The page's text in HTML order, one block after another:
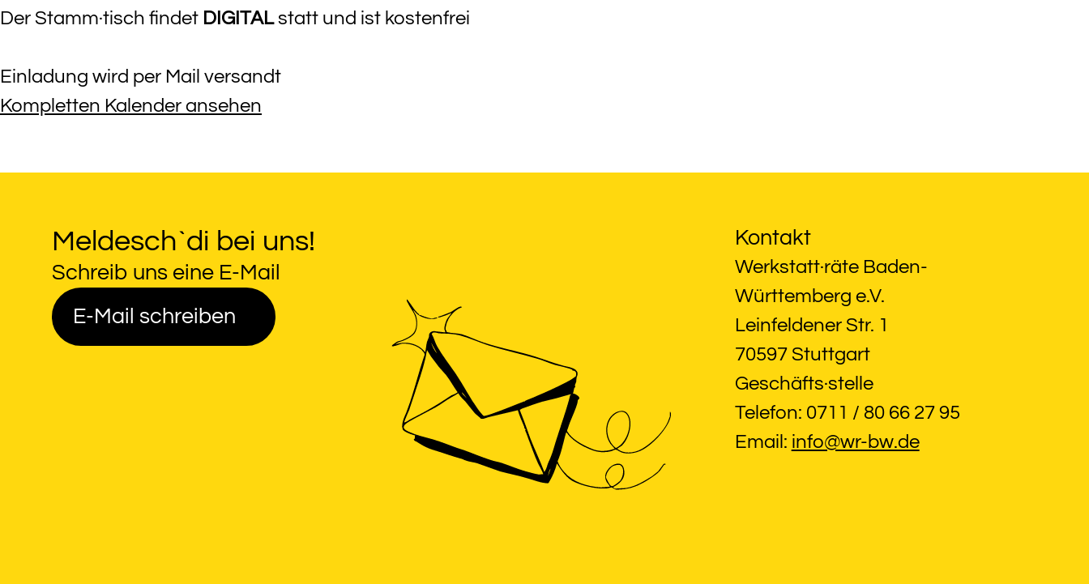
Der Stamm·tisch findet DIGITALstatt und ist kostenfrei
Einladung wird per Mail versandt
Kompletten Kalender ansehen
Meldesch`di bei uns!
Schreib uns eine E-Mail
E-Mail schreiben
Kontakt
Werkstatt·räte Baden-
Württemberg e.V.
Leinfeldener Str. 1
70597 Stuttgart
Geschäfts·stelle
Telefon: 0711 / 80 66 27 95
Email: info@wr-bw.de